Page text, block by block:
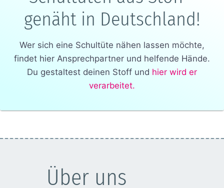
genäht in Deutschland!
Wer sich eine Schultüte nähen lassen möchte,
findet hier Ansprechpartner und helfende Hände.
Du gestaltest deinen Stoff und hier wird er
verarbeitet.
Über uns